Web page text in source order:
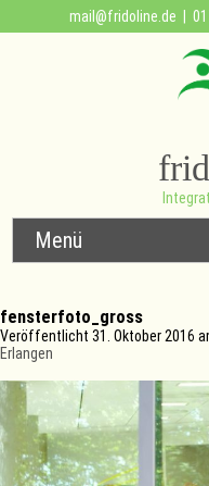
mail@fridoline.de |
Menü
fensterfoto_gross
Veröffentlicht 31. Oktober 2016
Erlangen